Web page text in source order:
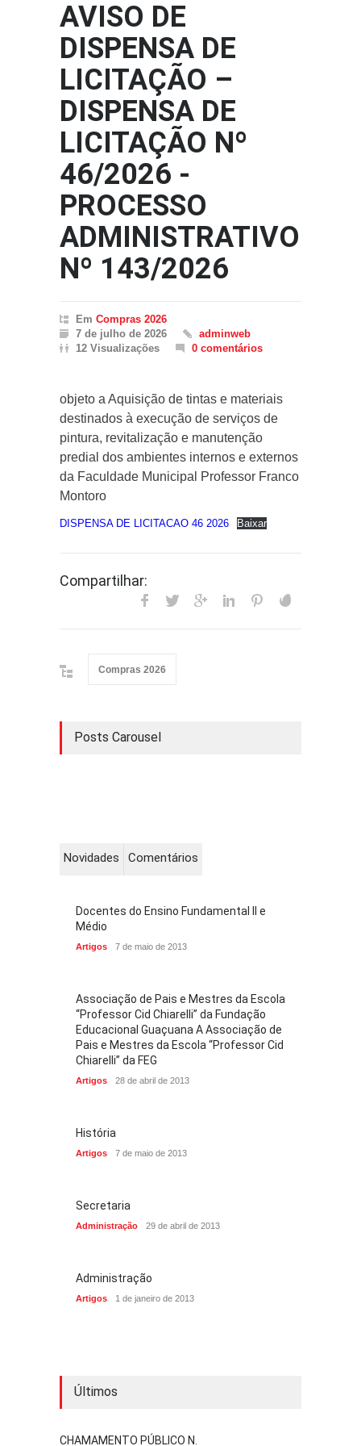
AVISO DE
DISPENSA DE
LICITAÇÃO –
DISPENSA DE
LICITAÇÃO Nº
46/2026 -
PROCESSO
ADMINISTRATIVO
Nº 143/2026
Em Compras 2026
7 de julho de 2026
adminweb
12 Visualizações
0 comentários
objeto a Aquisição de tintas e materiais
destinados à execução de serviços de
pintura, revitalização e manutenção
predial dos ambientes internos e externos
da Faculdade Municipal Professor Franco
Montoro
DISPENSA DE LICITACAO 46 2026 Baixar
Compartilhar:
Compras 2026
Posts Carousel
Novidades Comentários
Docentes do Ensino Fundamental II e
Médio
Artigos 7 de maio de 2013
Associação de Pais e Mestres da Escola
“Professor Cid Chiarelli” da Fundação
Educacional Guaçuana A Associação de
Pais e Mestres da Escola “Professor Cid
Chiarelli” da FEG
Artigos 28 de abril de 2013
História
Artigos 7 de maio de 2013
Secretaria
Administração 29 de abril de 2013
Administração
Artigos 1 de janeiro de 2013
Últimos
CHAMAMENTO PÚBLICO N.